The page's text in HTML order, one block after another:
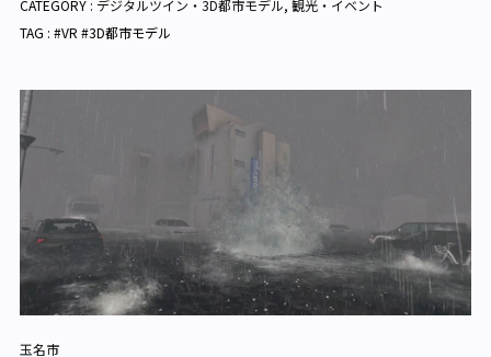
CATEGORY : デジタルツイン・3D都市モデル, 観光・イベント
TAG : #VR #3D都市モデル
玉名市